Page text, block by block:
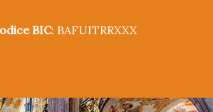
BIC: BAFUITRRXXX